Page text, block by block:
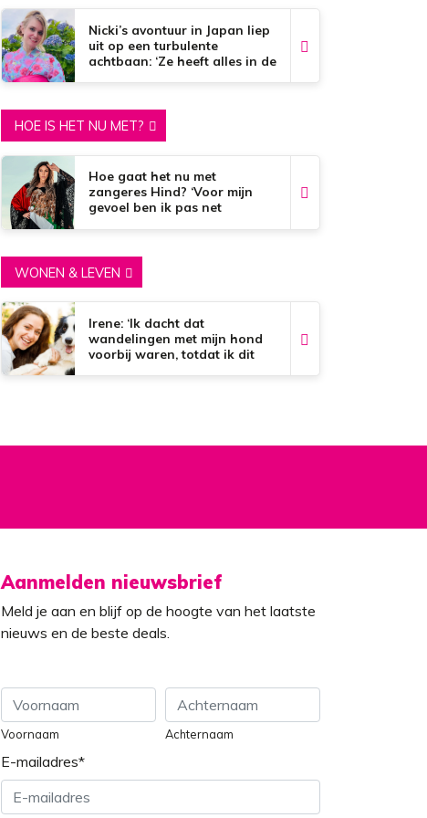
Nicki’s avontuur in Japan liep
uit op een turbulente
achtbaan: ‘Ze heeft alles in de
HOE IS HET NU MET?
Hoe gaat het nu met
zangeres Hind? ‘Voor mijn
gevoel ben ik pas net
WONEN & LEVEN
Irene: ‘Ik dacht dat
wandelingen met mijn hond
voorbij waren, totdat ik dit
Aanmelden nieuwsbrief
Meld je aan en blijf op de hoogte van het laatste
nieuws en de beste deals.
Voornaam Achternaam
E-mailadres*